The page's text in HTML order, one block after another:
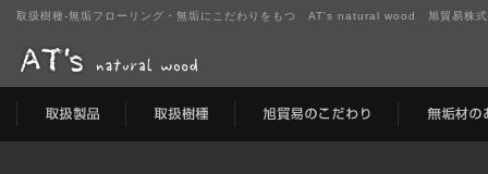
取扱樹種-無垢フローリング・無垢にこだわりをもつ AT's natural wood 旭貿易株